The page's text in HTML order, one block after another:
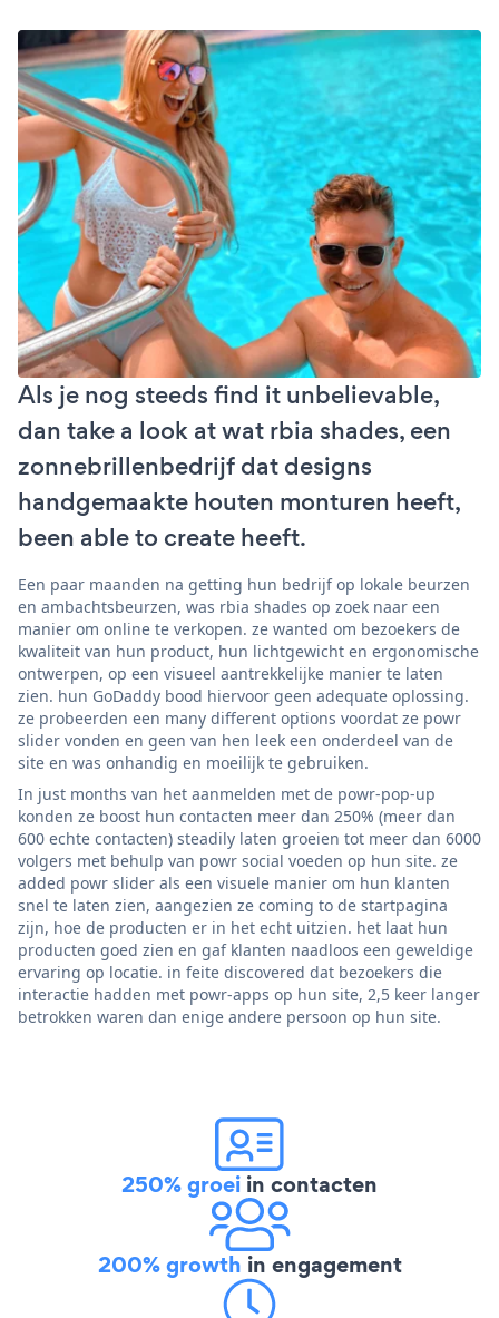
Als je nog steeds find it unbelievable,
dan take a look at wat rbia shades, een
zonnebrillenbedrijf dat designs
handgemaakte houten monturen heeft,
been able to create heeft.
Een paar maanden na getting hun bedrijf op lokale beurzen
en ambachtsbeurzen, was rbia shades op zoek naar een
manier om online te verkopen. ze wanted om bezoekers de
kwaliteit van hun product, hun lichtgewicht en ergonomische
ontwerpen, op een visueel aantrekkelijke manier te laten
zien. hun GoDaddy bood hiervoor geen adequate oplossing.
ze probeerden een many different options voordat ze powr
slider vonden en geen van hen leek een onderdeel van de
site en was onhandig en moeilijk te gebruiken.
In just months van het aanmelden met de powr-pop-up
konden ze boost hun contacten meer dan 250% (meer dan
600 echte contacten) steadily laten groeien tot meer dan 6000
volgers met behulp van powr social voeden op hun site. ze
added powr slider als een visuele manier om hun klanten
snel te laten zien, aangezien ze coming to de startpagina
zijn, hoe de producten er in het echt uitzien. het laat hun
producten goed zien en gaf klanten naadloos een geweldige
ervaring op locatie. in feite discovered dat bezoekers die
interactie hadden met powr-apps op hun site, 2,5 keer langer
betrokken waren dan enige andere persoon op hun site.
250% groei in contacten
200% growth in engagement